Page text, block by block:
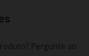
Pergunte ao